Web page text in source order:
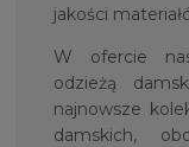
jakości
W ofercie
odzieżą
najnowsze
damskich,